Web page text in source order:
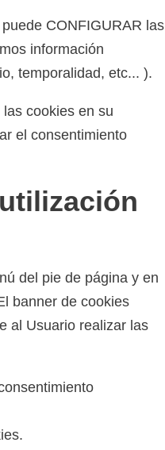
CONFIGURAR las
información
temporalidad, etc... ).
cookies en su
el consentimiento
del pie de página y en
banner de cookies
al Usuario realizar las
.